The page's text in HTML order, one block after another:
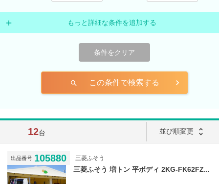
もっと詳細な条件を追加する
条件をクリア
search この条件で検索する
12台 並び順変更 unfold_more
出品番号 105880 三菱ふそう
三菱ふそう 増トン 平ボディ 2KG-FK62FZ...